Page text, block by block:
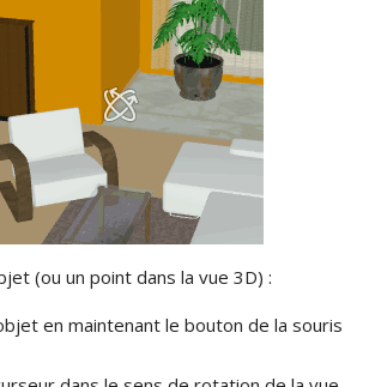
(ou un point dans la vue 3D) :
en maintenant le bouton de la souris